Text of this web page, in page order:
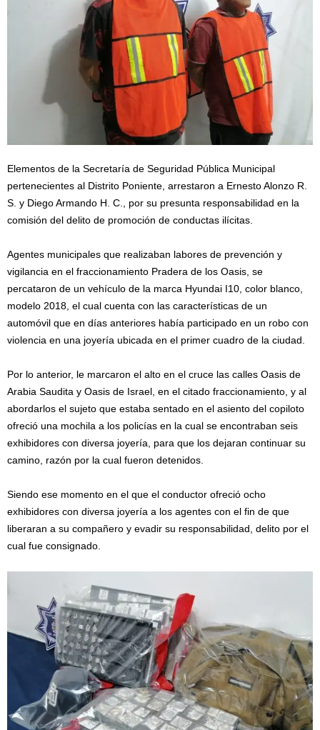
Elementos de la Secretaría de Seguridad Pública Municipal
pertenecientes al Distrito Poniente, arrestaron a Ernesto Alonzo R.
S. y Diego Armando H. C., por su presunta responsabilidad en la
comisión del delito de promoción de conductas ilícitas.
Agentes municipales que realizaban labores de prevención y
vigilancia en el fraccionamiento Pradera de los Oasis, se
percataron de un vehículo de la marca Hyundai I10, color blanco,
modelo 2018, el cual cuenta con las características de un
automóvil que en días anteriores había participado en un robo con
violencia en una joyería ubicada en el primer cuadro de la ciudad.
Por lo anterior, le marcaron el alto en el cruce las calles Oasis de
Arabia Saudita y Oasis de Israel, en el citado fraccionamiento, y al
abordarlos el sujeto que estaba sentado en el asiento del copiloto
ofreció una mochila a los policías en la cual se encontraban seis
exhibidores con diversa joyería, para que los dejaran continuar su
camino, razón por la cual fueron detenidos.
Siendo ese momento en el que el conductor ofreció ocho
exhibidores con diversa joyería a los agentes con el fin de que
liberaran a su compañero y evadir su responsabilidad, delito por el
cual fue consignado.